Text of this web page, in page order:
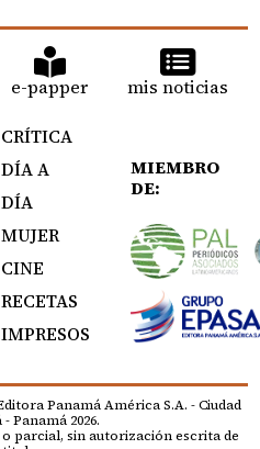
e-papper mis noticias
CRÍTICA
DÍA A
DÍA
MUJER
CINE
RECETAS
IMPRESOS
MIEMBRO
DE:
Panamá América S.A. - Ciudad
Panamá 2026.
parcial, sin autorización escrita de